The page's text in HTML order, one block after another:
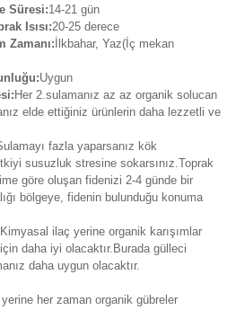
Süresi:14-21 gün
Isısı:20-25 derece
Zamanı: İlkbahar, Yaz(İç mekan
Uygun
Her 2.sulamanız az az organik solucan
elde ettiğiniz ürünlerin daha lezzetli ve
fazla yaparsanız kök
susuzluk stresine sokarsınız.Toprak
göre oluşan fidenizi 2-4 günde bir
bölgeye, fidenin bulunduğu konuma
Kimyasal ilaç yerine organik karışımlar
daha iyi olacaktır.Burada gülleci
daha uygun olacaktır.
her zaman organik gübreler